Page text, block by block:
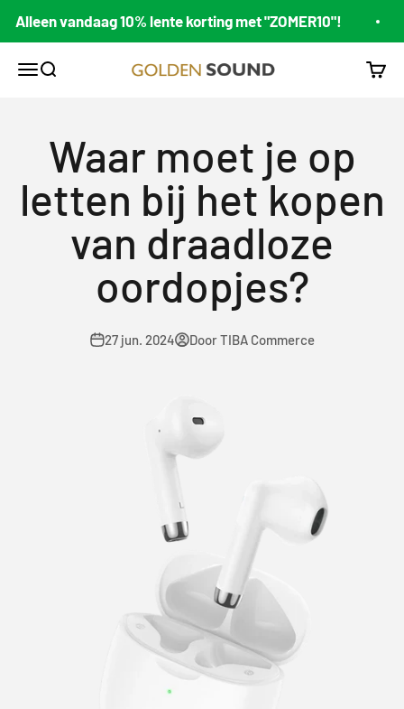
vandaag 10% lente korting met "ZOMER10"!
Navigatiemenu openen
Zoeken openenGolden Sound
Waar moet je op
letten bij het kopen
van draadloze
oordopjes?
27 jun. 2024 Door TIBA Commerce